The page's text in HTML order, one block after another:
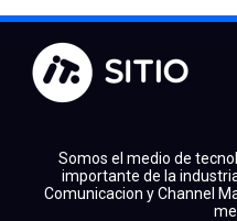
Somos el medio de
importante de la
Comunicacion y Channel